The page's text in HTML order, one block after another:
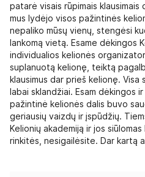
patarė visais rūpimais klausimais
mus lydėjo visos pažintinės
nepaliko mūsų vienų, stengėsi
lankomą vietą. Esame dėkingos
individualios kelionės
suplanuotą kelionę, teiktą
klausimus dar prieš kelionę.
labai sklandžiai. Esam dėkingos
pažintinė kelionės dalis buvo
geriausių vaizdų ir įspūdžių.
Kelionių akademiją ir jos
rinkitės, nesigailėsite. Dar kartą